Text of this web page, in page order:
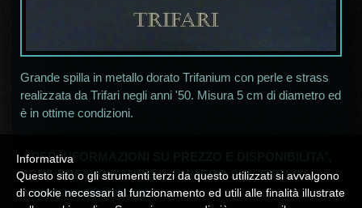
Grande spilla in metallo dorato Trifanium con perle e strass
realizzata da Trifari negli anni '50. Misura 5 cm di diametro ed
è in ottime condizioni.
* PER INFORMAZIONI SU PREZZO E DISPONIBILITA',
SCRIVERE INDICANDO IL NUMERO SUL TITOLO
Acampania30@alice.it*
Informativa
Questo sito o gli strumenti terzi da questo utilizzati si avvalgono
di cookie necessari al funzionamento ed utili alle finalità illustrate